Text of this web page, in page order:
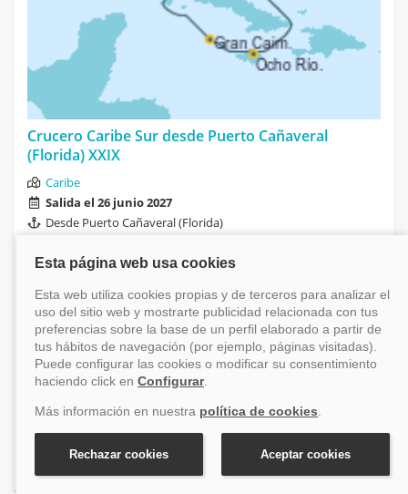
Crucero Caribe Sur desde Puerto Cañaveral
(Florida) XXIX
Caribe
Salida el 26 junio 2027
Desde Puerto Cañaveral (Florida)
Carnival Vista
Financiación disponible
-4.08%
Antes 588 €
Desde
564 €
+ tasas (300 €)
Ver crucero